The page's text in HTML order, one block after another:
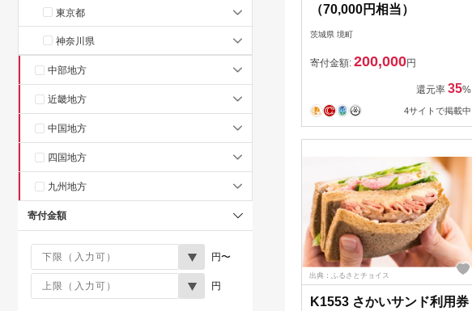
東京都
神奈川県
中部地方
近畿地方
中国地方
四国地方
九州地方
寄付金額
円〜
円
（70,000円相当）
茨城県 境町
寄付金額: 200,000円
還元率35%
4サイトで掲載中
出典：ふるさとチョイス
K1553 さかいサンド利用券